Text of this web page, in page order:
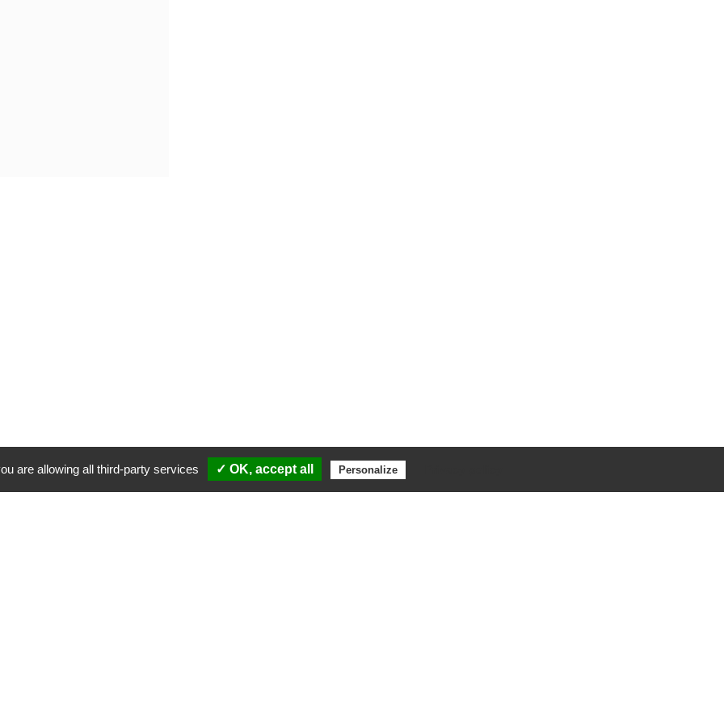
are allowing all third-party services ✓ OK, accept all Personalize